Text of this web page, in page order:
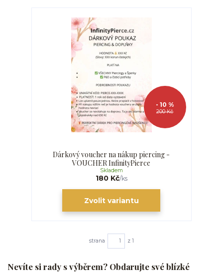
200 Kč
- 10 %
Dárkový voucher na nákup piercing -
VOUCHER InfinityPierce
180 Kč/ks
Skladem
Zvolit variantu
strana z 1
Nevíte si rady s výběrem? Obdarujte své blízké